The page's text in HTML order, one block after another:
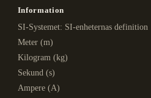
Information
SI-Systemet: SI-enheternas definition
Meter (m)
Kilogram (kg)
Sekund (s)
Ampere (A)